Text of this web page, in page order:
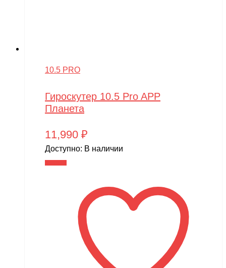
10.5 PRO
Гироскутер 10.5 Pro APP
Планета
11,990 ₽
Доступно: В наличии